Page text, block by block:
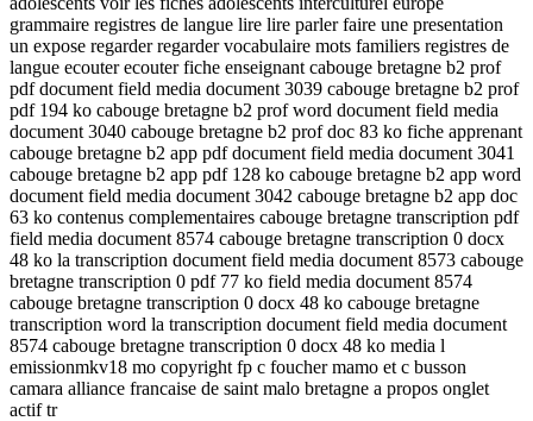
grammaire registres de langue lire lire parler faire une presentation
un expose regarder regarder vocabulaire mots familiers registres de
langue ecouter ecouter fiche enseignant cabouge bretagne b2 prof
pdf document field media document 3039 cabouge bretagne b2 prof
pdf 194 ko cabouge bretagne b2 prof word document field media
document 3040 cabouge bretagne b2 prof doc 83 ko fiche apprenant
cabouge bretagne b2 app pdf document field media document 3041
cabouge bretagne b2 app pdf 128 ko cabouge bretagne b2 app word
document field media document 3042 cabouge bretagne b2 app doc
63 ko contenus complementaires cabouge bretagne transcription pdf
field media document 8574 cabouge bretagne transcription 0 docx
48 ko la transcription document field media document 8573 cabouge
bretagne transcription 0 pdf 77 ko field media document 8574
cabouge bretagne transcription 0 docx 48 ko cabouge bretagne
transcription word la transcription document field media document
8574 cabouge bretagne transcription 0 docx 48 ko media l
emissionmkv18 mo copyright fp c foucher mamo et c busson
camara alliance francaise de saint malo bretagne a propos onglet
actif tr